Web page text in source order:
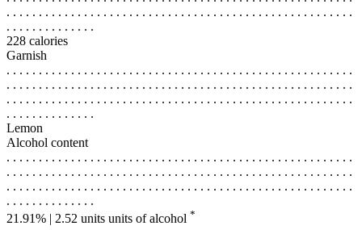
. . . . . . . . . . . . . . . . . . . . . . . . . . . . . . . . . . . . . . . . . . . . . . . . . . . . . .
. . . . . . . . . . . . . .
228 calories
Garnish
. . . . . . . . . . . . . . . . . . . . . . . . . . . . . . . . . . . . . . . . . . . . . . . . . . . . . .
. . . . . . . . . . . . . . . . . . . . . . . . . . . . . . . . . . . . . . . . . . . . . . . . . . . . . .
. . . . . . . . . . . . . . . . . . . . . . . . . . . . . . . . . . . . . . . . . . . . . . . . . . . . . .
. . . . . . . . . . . . . .
Lemon
Alcohol content
. . . . . . . . . . . . . . . . . . . . . . . . . . . . . . . . . . . . . . . . . . . . . . . . . . . . . .
. . . . . . . . . . . . . . . . . . . . . . . . . . . . . . . . . . . . . . . . . . . . . . . . . . . . . .
. . . . . . . . . . . . . . . . . . . . . . . . . . . . . . . . . . . . . . . . . . . . . . . . . . . . . .
. . . . . . . . . . . . . .
21.91% | 2.52 units units of alcohol *